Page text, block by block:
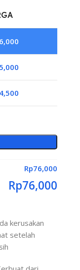
Rp76,000
Rp76,000
kerusakan
setelah